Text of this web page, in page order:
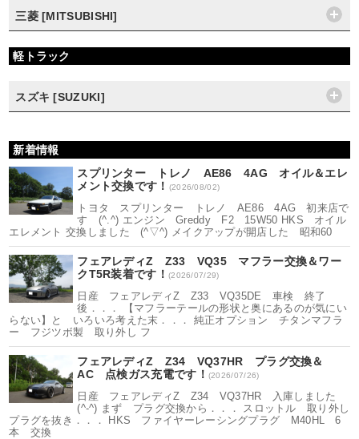
三菱 [MITSUBISHI]
軽トラック
スズキ [SUZUKI]
新着情報
スプリンター トレノ AE86 4AG オイル＆エレ
メント交換です！ (2026/08/02)
トヨタ スプリンター トレノ AE86 4AG 初来店で
す (^.^) エンジン Greddy F2 15W50 HKS オイル
エレメント 交換しました (^▽^) メイクアップが開店した 昭和60
フェアレディZ Z33 VQ35 マフラー交換＆ワー
クT5R装着です！ (2026/07/29)
日産 フェアレディZ Z33 VQ35DE 車検 終了
後．．． 【マフラーテールの形状と奥にあるのが気にい
らない】と いろいろ考えた末．．． 純正オプション チタンマフラ
ー フジツボ製 取り外し フ
フェアレディZ Z34 VQ37HR プラグ交換＆
AC 点検ガス充電です！ (2026/07/26)
日産 フェアレディZ Z34 VQ37HR 入庫しました
(^-^) まず プラグ交換から．．． スロットル 取り外し
プラグを抜き．．． HKS ファイヤーレーシングプラグ M40HL 6
本 交換